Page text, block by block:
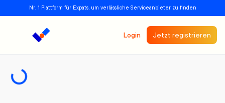
Nr. 1 Plattform für Expats, um verlässliche Serviceanbieter zu finden
Login Jetzt registrieren